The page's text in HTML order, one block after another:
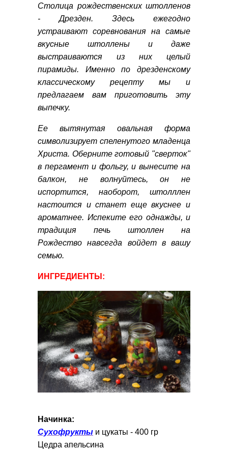
Столица рождественских штолленов
- Дрезден. Здесь ежегодно
устраивают соревнования на самые
вкусные штоллены и даже
выстраиваются из них целый
пирамиды. Именно по дрезденскому
классическому рецепту мы и
предлагаем вам приготовить эту
выпечку.
Ее вытянутая овальная форма
символизирует спеленутого младенца
Христа. Оберните готовый "сверток"
в пергамент и фольгу, и вынесите на
балкон, не волнуйтесь, он не
испортится, наоборот, штолллен
настоится и станет еще вкуснее и
ароматнее. Испеките его однажды, и
традиция печь штоллен на
Рождество навсегда войдет в вашу
семью.
ИНГРЕДИЕНТЫ:
Начинка:
Сухофрукты и цукаты - 400 гр
Цедра апельсина